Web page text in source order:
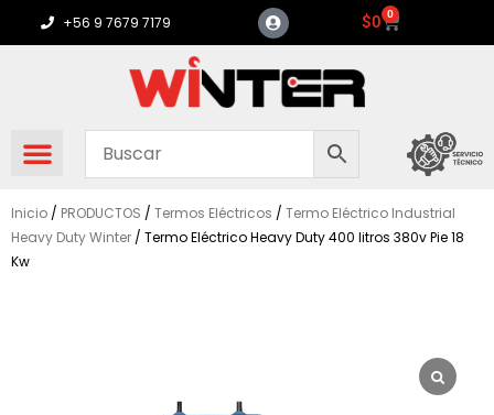
+56 9 7679 7179 $0 0
Carrito
Inicio / PRODUCTOS / Termos Eléctricos / Termo Eléctrico Industrial
Heavy Duty Winter / Termo Eléctrico Heavy Duty 400 litros 380v Pie 18
Kw